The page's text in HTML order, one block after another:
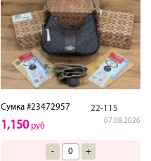
Сумка #23472957 22-115
07.08.2026
1,150руб
- +